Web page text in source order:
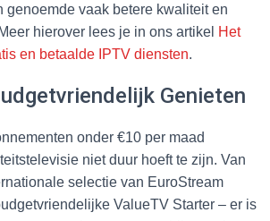
genoemde vaak betere kwaliteit en
hierover lees je in ons artikel Het
en betaalde IPTV diensten.
Genieten
onder €10 per maad
niet duur hoeft te zijn. Van
selectie van EuroStream
ValueTV Starter – er is